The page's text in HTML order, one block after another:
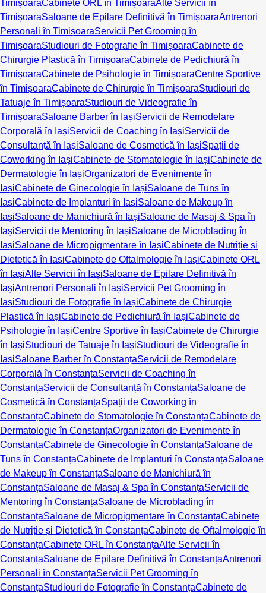
TimișoaraCabinete ORL în TimișoaraAlte Servicii în
TimișoaraSaloane de Epilare Definitivă în TimișoaraAntrenori
Personali în TimișoaraServicii Pet Grooming în
TimișoaraStudiouri de Fotografie în TimișoaraCabinete de
Chirurgie Plastică în TimișoaraCabinete de Pedichiură în
TimișoaraCabinete de Psihologie în TimișoaraCentre Sportive
în TimișoaraCabinete de Chirurgie în TimișoaraStudiouri de
Tatuaje în TimișoaraStudiouri de Videografie în
TimișoaraSaloane Barber în IașiServicii de Remodelare
Corporală în IașiServicii de Coaching în IașiServicii de
Consultanță în IașiSaloane de Cosmetică în IașiSpații de
Coworking în IașiCabinete de Stomatologie în IașiCabinete de
Dermatologie în IașiOrganizatori de Evenimente în
IașiCabinete de Ginecologie în IașiSaloane de Tuns în
IașiCabinete de Implanturi în IașiSaloane de Makeup în
IașiSaloane de Manichiură în IașiSaloane de Masaj & Spa în
IașiServicii de Mentoring în IașiSaloane de Microblading în
IașiSaloane de Micropigmentare în IașiCabinete de Nutriție și
Dietetică în IașiCabinete de Oftalmologie în IașiCabinete ORL
în IașiAlte Servicii în IașiSaloane de Epilare Definitivă în
IașiAntrenori Personali în IașiServicii Pet Grooming în
IașiStudiouri de Fotografie în IașiCabinete de Chirurgie
Plastică în IașiCabinete de Pedichiură în IașiCabinete de
Psihologie în IașiCentre Sportive în IașiCabinete de Chirurgie
în IașiStudiouri de Tatuaje în IașiStudiouri de Videografie în
IașiSaloane Barber în ConstanțaServicii de Remodelare
Corporală în ConstanțaServicii de Coaching în
ConstanțaServicii de Consultanță în ConstanțaSaloane de
Cosmetică în ConstanțaSpații de Coworking în
ConstanțaCabinete de Stomatologie în ConstanțaCabinete de
Dermatologie în ConstanțaOrganizatori de Evenimente în
ConstanțaCabinete de Ginecologie în ConstanțaSaloane de
Tuns în ConstanțaCabinete de Implanturi în ConstanțaSaloane
de Makeup în ConstanțaSaloane de Manichiură în
ConstanțaSaloane de Masaj & Spa în ConstanțaServicii de
Mentoring în ConstanțaSaloane de Microblading în
ConstanțaSaloane de Micropigmentare în ConstanțaCabinete
de Nutriție și Dietetică în ConstanțaCabinete de Oftalmologie în
ConstanțaCabinete ORL în ConstanțaAlte Servicii în
ConstanțaSaloane de Epilare Definitivă în ConstanțaAntrenori
Personali în ConstanțaServicii Pet Grooming în
ConstanțaStudiouri de Fotografie în ConstanțaCabinete de